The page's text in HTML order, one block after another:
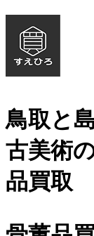
鳥取と
古美術
品買取